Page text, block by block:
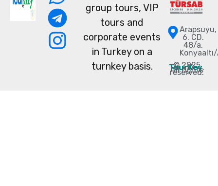
group tours, VIP
tours and
corporate events
in Turkey on a
turnkey basis.
Arapsuyu,
6. CD.
48/a,
© 2025
TourKey.
All rights
reserved.